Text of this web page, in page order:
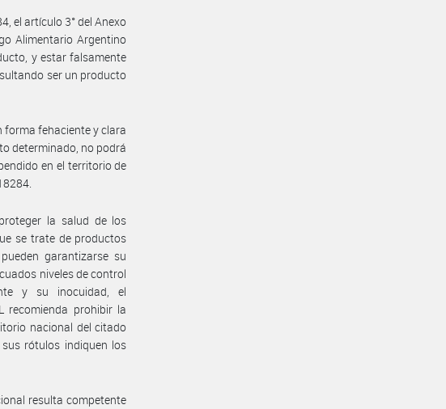
el artículo 3° del Anexo
Alimentario Argentino
y estar falsamente
ser un producto
forma fehaciente y clara
determinado, no podrá
en el territorio de
la salud de los
se trate de productos
garantizarse su
niveles de control
y su inocuidad, el
recomienda prohibir la
nacional del citado
rótulos indiquen los
resulta competente